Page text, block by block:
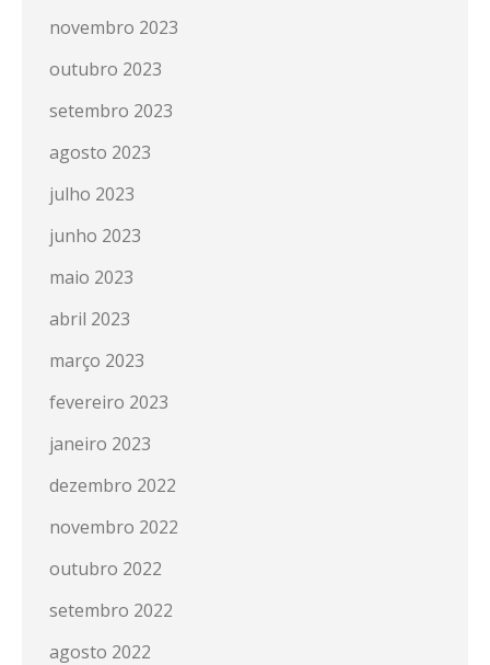
novembro 2023
outubro 2023
setembro 2023
agosto 2023
julho 2023
junho 2023
maio 2023
abril 2023
março 2023
fevereiro 2023
janeiro 2023
dezembro 2022
novembro 2022
outubro 2022
setembro 2022
agosto 2022